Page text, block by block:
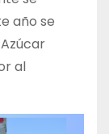
año se
al